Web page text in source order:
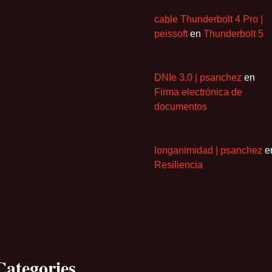
cable Thunderbolt 4 Pro |
peissoften Thunderbolt 5
DNIe 3.0 | psanchez en
Firma electrónica de
documentos
longanimidad | psanchez
Resiliencia